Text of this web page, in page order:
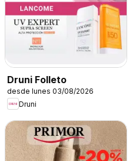
Druni Folleto
desde lunes 03/08/2026
Druni